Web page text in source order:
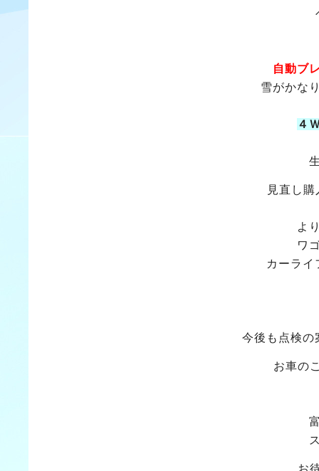
自動ブ
雪がかな
４
見直し
よ
ワ
カーライ
今後も点検の
お車の
お